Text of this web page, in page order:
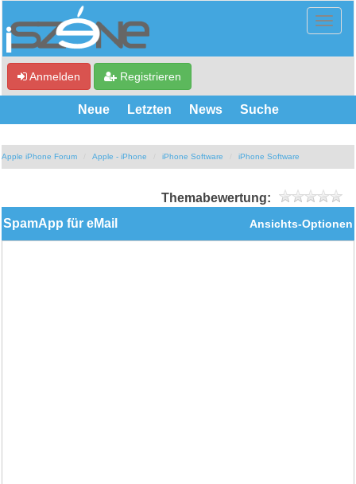
Anmelden Registrieren
Neue Letzten News Suche
Apple iPhone Forum Apple - iPhone iPhone Software iPhone Software
Themabewertung:
Ansichts-Optionen
SpamApp für eMail